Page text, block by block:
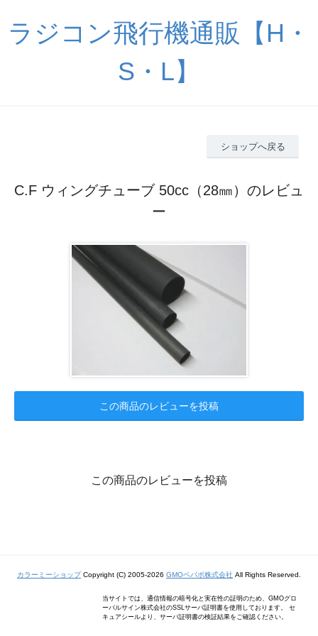
ラジコン飛行機通販【H・
S・L】
ショップへ戻る
C.F ウィングチューブ 50cc（28㎜）のレビュ
ー
この商品のレビューを投稿
この商品のレビューを投稿
カラーミーショップCopyright (C) 2005-2026 GMOペパボ株式会社 All Rights Reserved.
当サイトでは、通信情報の暗号化と実在性の証明のため、GMOグロ
ーバルサイン株式会社のSSLサーバ証明書を使用しております。 セ
キュアシールより、サーバ証明書の検証結果をご確認ください。